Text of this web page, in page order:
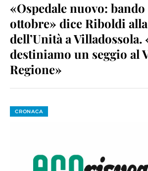
«Ospedale nuovo:
ottobre» dice Riboldi alla
dell’Unità a Villadossola.
destiniamo un seggio al
Regione»
CRONACA